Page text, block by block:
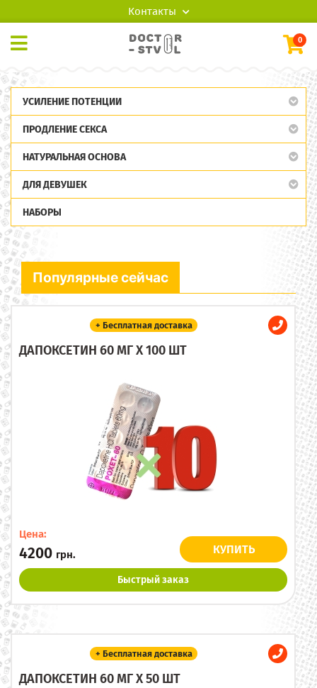
Контакты
0
УСИЛЕНИЕ ПОТЕНЦИИ
ПРОДЛЕНИЕ СЕКСА
НАТУРАЛЬНАЯ ОСНОВА
ДЛЯ ДЕВУШЕК
НАБОРЫ
Популярные сейчас
+ Бесплатная доставка
ДАПОКСЕТИН 60 МГ X 100 ШТ
Цена:
4200 грн. КУПИТЬ
Быстрый заказ
+ Бесплатная доставка
ДАПОКСЕТИН 60 МГ X 50 ШТ